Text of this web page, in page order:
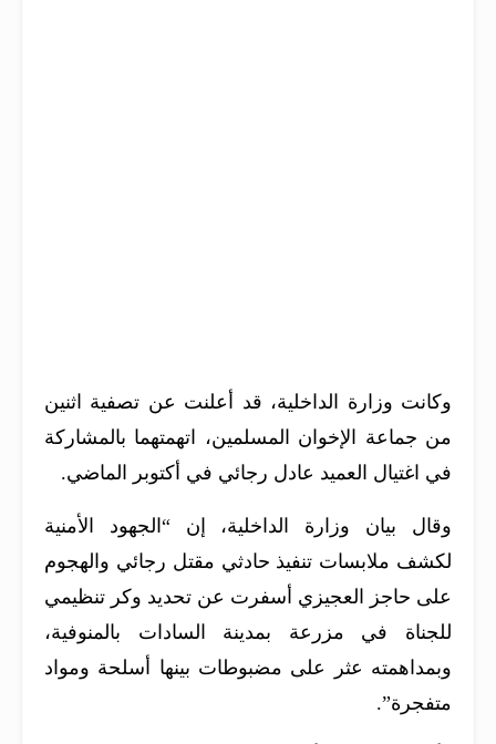
وكانت وزارة الداخلية، قد أعلنت عن تصفية اثنين
من جماعة الإخوان المسلمين، اتهمتهما بالمشاركة
في اغتيال العميد عادل رجائي في أكتوبر الماضي.
وقال بيان وزارة الداخلية، إن “الجهود الأمنية
لكشف ملابسات تنفيذ حادثي مقتل رجائي والهجوم
على حاجز العجيزي أسفرت عن تحديد وكر تنظيمي
للجناة في مزرعة بمدينة السادات بالمنوفية،
وبمداهمته عثر على مضبوطات بينها أسلحة ومواد
متفجرة”.